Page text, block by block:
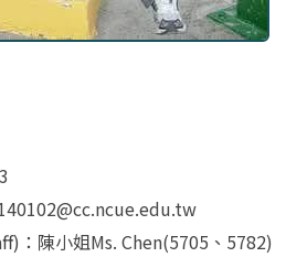
：陳小姐Ms. Chen(5705、5782)